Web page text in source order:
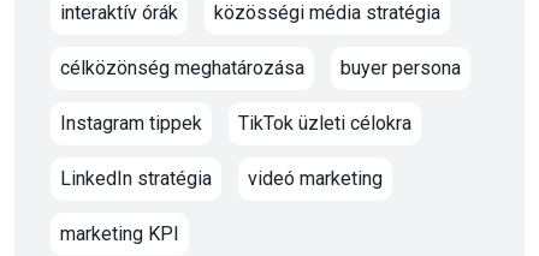
interaktív órák közösségi média stratégia
célközönség meghatározása buyer persona
Instagram tippek TikTok üzleti célokra
LinkedIn stratégia videó marketing
marketing KPI